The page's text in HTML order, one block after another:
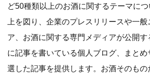
ど50種類以上のお酒に関するテーマに
上を図り、企業のプレスリリースや一
ア、お酒に関する専門メディアが公開
に記事を書いている個人ブログ、まと
選した記事を提供します。お酒そのも